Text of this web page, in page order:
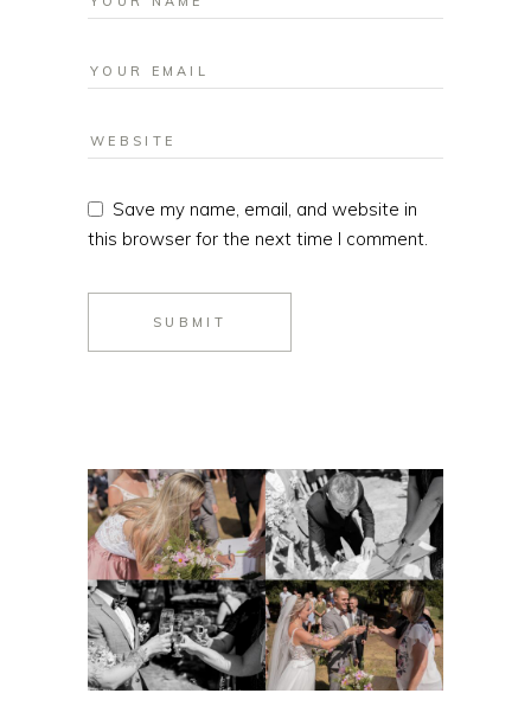
Save my name, email, and website in
this browser for the next time I comment.
SUBMIT